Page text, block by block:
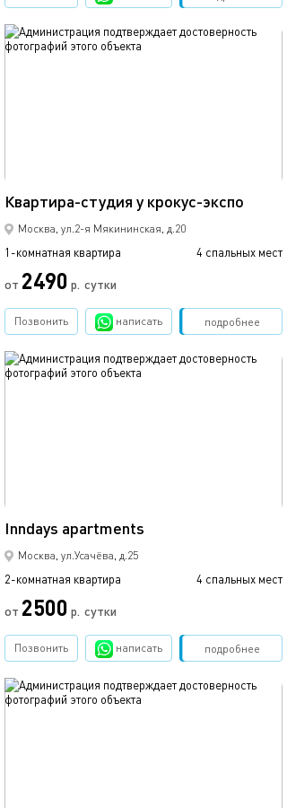
Квартира-студия у крокус-экспо
Москва, ул.2-я Мякининская, д.20
1-комнатная квартира 4 спальных мест
от 2490 р. сутки
обновлено 08.12.2024
подробнее
Позвонить написать Забронировать
Inndays apartments
Москва, ул.Усачёва, д.25
2-комнатная квартира 4 спальных мест
от 2500 р. сутки
обновлено 05.08.2026
подробнее
Позвонить написать Забронировать
обновлено 05.08.2026